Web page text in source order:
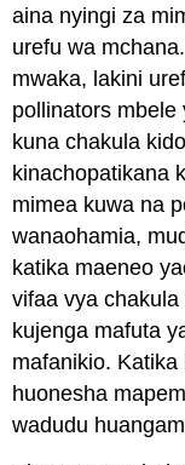
aina nyingi za
urefu wa
mwaka, lakini
pollinators mbele
kuna chakula
kinachopatikana
mimea kuwa na
wanaohamia,
katika maeneo
vifaa vya
kujenga mafuta
mafanikio.
huonesha
wadudu